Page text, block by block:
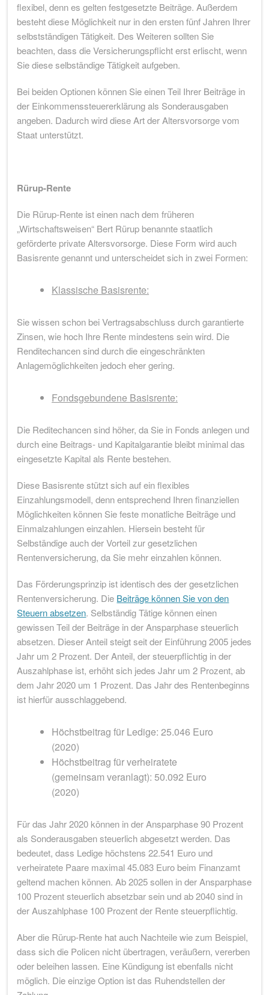
flexibel, denn es gelten festgesetzte Beiträge. Außerdem
besteht diese Möglichkeit nur in den ersten fünf Jahren Ihrer
selbstständigen Tätigkeit. Des Weiteren sollten Sie
beachten, dass die Versicherungspflicht erst erlischt, wenn
Sie diese selbständige Tätigkeit aufgeben.
Bei beiden Optionen können Sie einen Teil Ihrer Beiträge in
der Einkommenssteuererklärung als Sonderausgaben
angeben. Dadurch wird diese Art der Altersvorsorge vom
Staat unterstützt.
Rürup-Rente
Die Rürup-Rente ist einen nach dem früheren
„Wirtschaftsweisen“ Bert Rürup benannte staatlich
geförderte private Altersvorsorge. Diese Form wird auch
Basisrente genannt und unterscheidet sich in zwei Formen:
Klassische Basisrente:
Sie wissen schon bei Vertragsabschluss durch garantierte
Zinsen, wie hoch Ihre Rente mindestens sein wird. Die
Renditechancen sind durch die eingeschränkten
Anlagemöglichkeiten jedoch eher gering.
Fondsgebundene Basisrente:
Die Reditechancen sind höher, da Sie in Fonds anlegen und
durch eine Beitrags- und Kapitalgarantie bleibt minimal das
eingesetzte Kapital als Rente bestehen.
Diese Basisrente stützt sich auf ein flexibles
Einzahlungsmodell, denn entsprechend Ihren finanziellen
Möglichkeiten können Sie feste monatliche Beiträge und
Einmalzahlungen einzahlen. Hiersein besteht für
Selbständige auch der Vorteil zur gesetzlichen
Rentenversicherung, da Sie mehr einzahlen können.
Das Förderungsprinzip ist identisch des der gesetzlichen
Rentenversicherung. Die Beiträge können Sie von den
Steuern absetzen. Selbständig Tätige können einen
gewissen Teil der Beiträge in der Ansparphase steuerlich
absetzen. Dieser Anteil steigt seit der Einführung 2005 jedes
Jahr um 2 Prozent. Der Anteil, der steuerpflichtig in der
Auszahlphase ist, erhöht sich jedes Jahr um 2 Prozent, ab
dem Jahr 2020 um 1 Prozent. Das Jahr des Rentenbeginns
ist hierfür ausschlaggebend.
Höchstbeitrag für Ledige: 25.046 Euro
(2020)
Höchstbeitrag für verheiratete
(gemeinsam veranlagt): 50.092 Euro
(2020)
Für das Jahr 2020 können in der Ansparphase 90 Prozent
als Sonderausgaben steuerlich abgesetzt werden. Das
bedeutet, dass Ledige höchstens 22.541 Euro und
verheiratete Paare maximal 45.083 Euro beim Finanzamt
geltend machen können. Ab 2025 sollen in der Ansparphase
100 Prozent steuerlich absetzbar sein und ab 2040 sind in
der Auszahlphase 100 Prozent der Rente steuerpflichtig.
Aber die Rürup-Rente hat auch Nachteile wie zum Beispiel,
dass sich die Policen nicht übertragen, veräußern, vererben
oder beleihen lassen. Eine Kündigung ist ebenfalls nicht
möglich. Die einzige Option ist das Ruhendstellen der